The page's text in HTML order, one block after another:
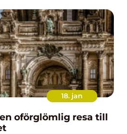
18. jan
oförglömlig resa till